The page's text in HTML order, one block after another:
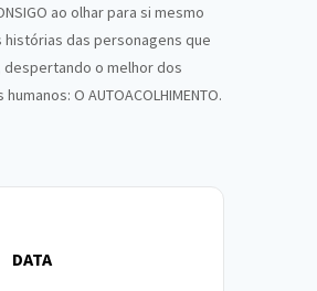
ao olhar para si mesmo
histórias das personagens que
despertando o melhor dos
O AUTOACOLHIMENTO.
DATA